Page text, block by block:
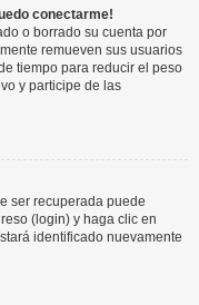
conectarme!
o borrado su cuenta por
remueven sus usuarios
tiempo para reducir el peso
y participe de las
ser recuperada puede
(login) y haga clic en
identificado nuevamente